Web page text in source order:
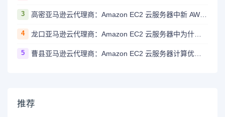
3 高密亚马逊云代理商：Amazon EC2 云服务器中新 AWS Graviton2 处理器的规格是怎样的？
4 龙口亚马逊云代理商：Amazon EC2 云服务器中为什么操作系统报告的内存总量与宣传的实例类型内存量不完全一致？
5 曹县亚马逊云代理商：Amazon EC2 云服务器计算优化型实例具体包含哪些实例？
推荐